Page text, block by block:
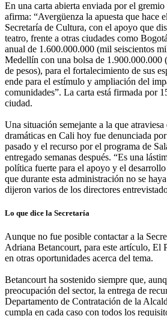
En una carta abierta enviada por el
afirma: “Avergüenza la apuesta que hace
Secretaría de Cultura, con el apoyo que
teatro, frente a otras ciudades como
anual de 1.600.000.000 (mil seiscientos
Medellín con una bolsa de 1.900.000.000
de pesos), para el fortalecimiento de sus
ende para el estímulo y ampliación del
comunidades”. La carta está firmada por
ciudad.
Una situación semejante a la que atraviesa
dramáticas en Cali hoy fue denunciada
pasado y el recurso por el programa de
entregado semanas después. “Es una
política fuerte para el apoyo y el desarrollo
que durante esta administración no se
dijeron varios de los directores
Lo que dice la Secretaría
Aunque no fue posible contactar a la
Adriana Betancourt, para este artículo, El
en otras oportunidades acerca del tema.
Betancourt ha sostenido siempre que,
preocupación del sector, la entrega de
Departamento de Contratación de la
cumpla en cada caso con todos los